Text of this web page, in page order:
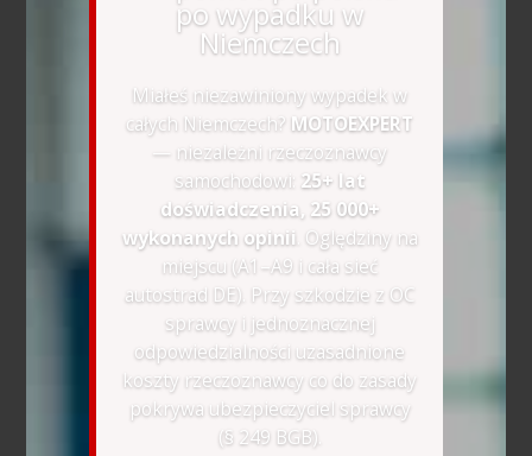
po wypadku w
Niemczech
Miałeś niezawiniony wypadek w
całych Niemczech? MOTOEXPERT
— niezależni rzeczoznawcy
samochodowi: 25+ lat
doświadczenia, 25 000+
wykonanych opinii . Oględziny na
miejscu (A1–A9 i cała sieć
autostrad DE). Przy szkodzie z OC
sprawcy i jednoznacznej
odpowiedzialności uzasadnione
koszty rzeczoznawcy co do zasady
pokrywa ubezpieczyciel sprawcy
(§ 249 BGB).